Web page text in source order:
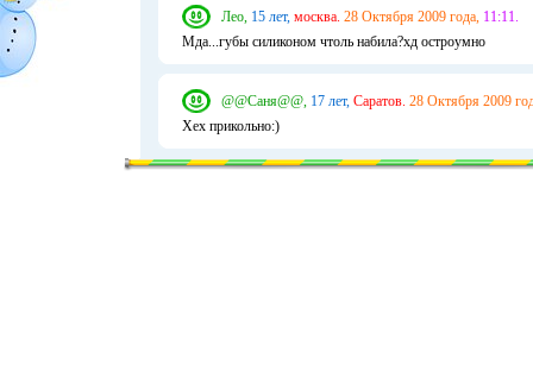
Лео, 15 лет, москва. 28 Октября 2009 года, 11:11.
Мда...губы силиконом чтоль набила?хд остроумно
@@Саня@@, 17 лет, Саратов. 28 Октября 2009
Хех прикольно:)